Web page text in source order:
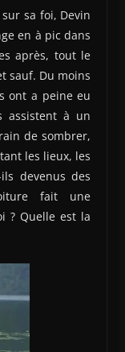
sa foi, Devin
en à pic dans
après, tout le
sauf. Du moins
ont a peine eu
assistent à un
de sombrer,
les lieux, les
devenus des
fait une
? Quelle est la